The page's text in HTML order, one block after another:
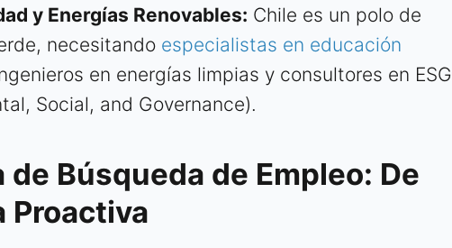
y Energías Renovables: Chile es un polo de
necesitando especialistas en educación
en energías limpias y consultores en ESG
Social, and Governance).
de Búsqueda de Empleo: De
Proactiva